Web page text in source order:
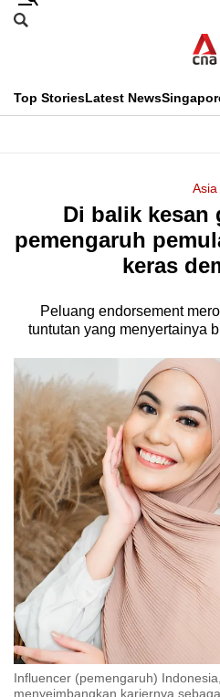
Skip
menu
Search
CNAR
Top StoriesLatest News
Menu
Asia
Di balik kesan
pemengaruh
keras
Peluang endorsement
tuntutan yang menyertainya
Influencer (pemengaruh)
menyeimbangkan kariernya
This
longer
supported
We
know
it's
a
hassle
to
switch
browsers
but
we
want
your
experience
CNA
to
be